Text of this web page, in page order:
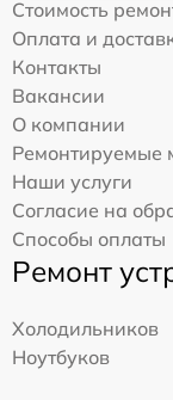
Стоимость
Оплата и
Контакты
Вакансии
О компании
Ремонтируемые
Наши услуги
Согласие на
Способы оплаты
Ремонт
Холодильников
Ноутбуков